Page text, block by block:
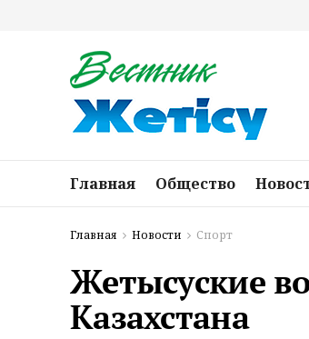
Главная Общество
Главная Новости Спорт
Жетысуские
Казахстана